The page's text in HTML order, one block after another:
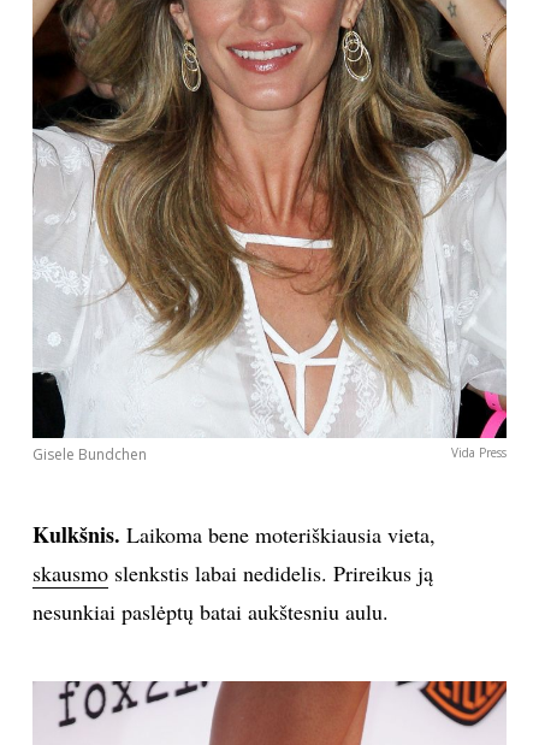
PRENUMERUOK
NAUJIENLAIŠKĮ
Prenumeruodami portalą,
Jūs sutinkate su
taisyklėmis
Gisele Bundchen Vida Press
Kulkšnis. Laikoma bene moteriškiausia vieta,
skausmoslenkstis labai nedidelis. Prireikus ją
nesunkiai paslėptų batai aukštesniu aulu.